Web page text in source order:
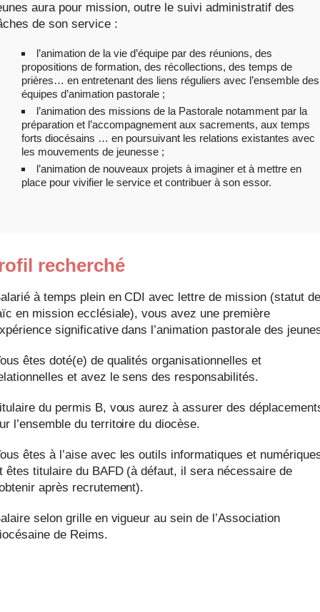
aura pour mission, outre le suivi administratif des
de son service :
l’animation de la vie d’équipe par des réunions, des
propositions de formation, des récollections, des temps de
prières… en entretenant des liens réguliers avec l’ensemble des
équipes d’animation pastorale ;
l’animation des missions de la Pastorale notamment par la
préparation et l’accompagnement aux sacrements, aux temps
forts diocésains … en poursuivant les relations existantes avec
les mouvements de jeunesse ;
l’animation de nouveaux projets à imaginer et à mettre en
place pour vivifier le service et contribuer à son essor.
recherché
à temps plein en CDI avec lettre de mission (statut de
en mission ecclésiale), vous avez une première
significative dans l’animation pastorale des
êtes doté(e) de qualités organisationnelles et
et avez le sens des responsabilités.
du permis B, vous aurez à assurer des
l’ensemble du territoire du diocèse.
êtes à l’aise avec les outils informatiques et
êtes titulaire du BAFD (à défaut, il sera nécessaire de
après recrutement).
selon grille en vigueur au sein de l’Association
de Reims.